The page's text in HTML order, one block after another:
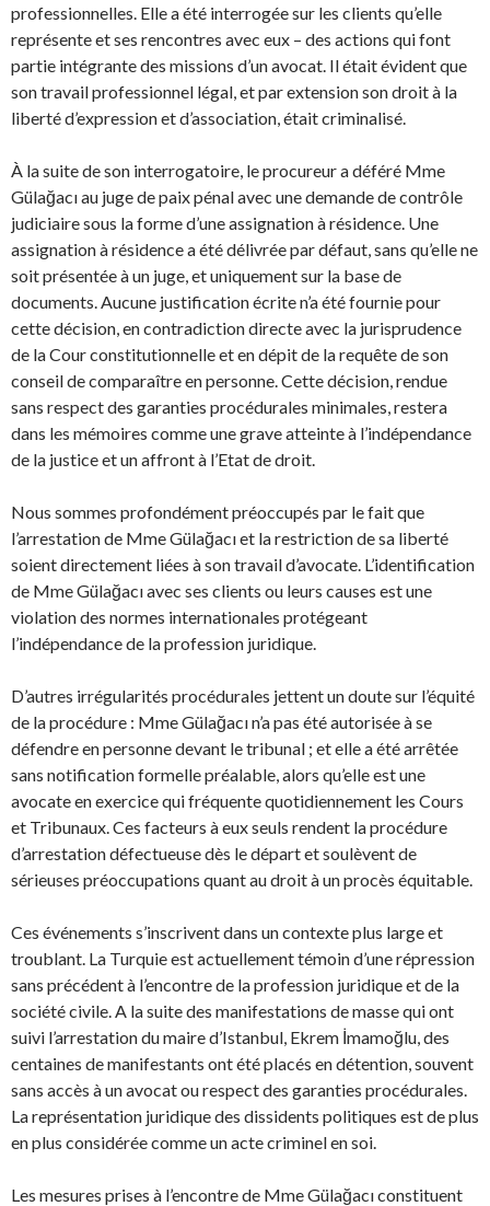
professionnelles. Elle a été interrogée sur les clients qu’elle
représente et ses rencontres avec eux – des actions qui font
partie intégrante des missions d’un avocat. Il était évident que
son travail professionnel légal, et par extension son droit à la
liberté d’expression et d’association, était criminalisé.
À la suite de son interrogatoire, le procureur a déféré Mme
Gülağacı au juge de paix pénal avec une demande de contrôle
judiciaire sous la forme d’une assignation à résidence. Une
assignation à résidence a été délivrée par défaut, sans qu’elle ne
soit présentée à un juge, et uniquement sur la base de
documents. Aucune justification écrite n’a été fournie pour
cette décision, en contradiction directe avec la jurisprudence
de la Cour constitutionnelle et en dépit de la requête de son
conseil de comparaître en personne. Cette décision, rendue
sans respect des garanties procédurales minimales, restera
dans les mémoires comme une grave atteinte à l’indépendance
de la justice et un affront à l’Etat de droit.
Nous sommes profondément préoccupés par le fait que
l’arrestation de Mme Gülağacı et la restriction de sa liberté
soient directement liées à son travail d’avocate. L’identification
de Mme Gülağacı avec ses clients ou leurs causes est une
violation des normes internationales protégeant
l’indépendance de la profession juridique.
D’autres irrégularités procédurales jettent un doute sur l’équité
de la procédure : Mme Gülağacı n’a pas été autorisée à se
défendre en personne devant le tribunal ; et elle a été arrêtée
sans notification formelle préalable, alors qu’elle est une
avocate en exercice qui fréquente quotidiennement les Cours
et Tribunaux. Ces facteurs à eux seuls rendent la procédure
d’arrestation défectueuse dès le départ et soulèvent de
sérieuses préoccupations quant au droit à un procès équitable.
Ces événements s’inscrivent dans un contexte plus large et
troublant. La Turquie est actuellement témoin d’une répression
sans précédent à l’encontre de la profession juridique et de la
société civile. A la suite des manifestations de masse qui ont
suivi l’arrestation du maire d’Istanbul, Ekrem İmamoğlu, des
centaines de manifestants ont été placés en détention, souvent
sans accès à un avocat ou respect des garanties procédurales.
La représentation juridique des dissidents politiques est de plus
en plus considérée comme un acte criminel en soi.
Les mesures prises à l’encontre de Mme Gülağacı constituent